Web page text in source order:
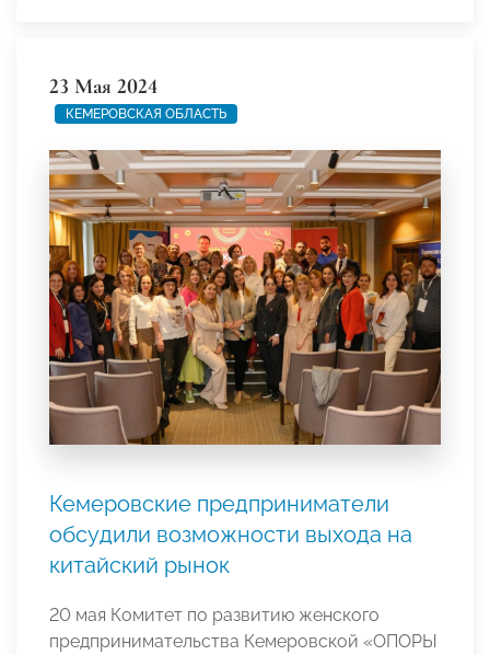
23 Мая 2024
КЕМЕРОВСКАЯ ОБЛАСТЬ
Кемеровские предприниматели
обсудили возможности выхода на
китайский рынок
20 мая Комитет по развитию женского
предпринимательства Кемеровской «ОПОРЫ